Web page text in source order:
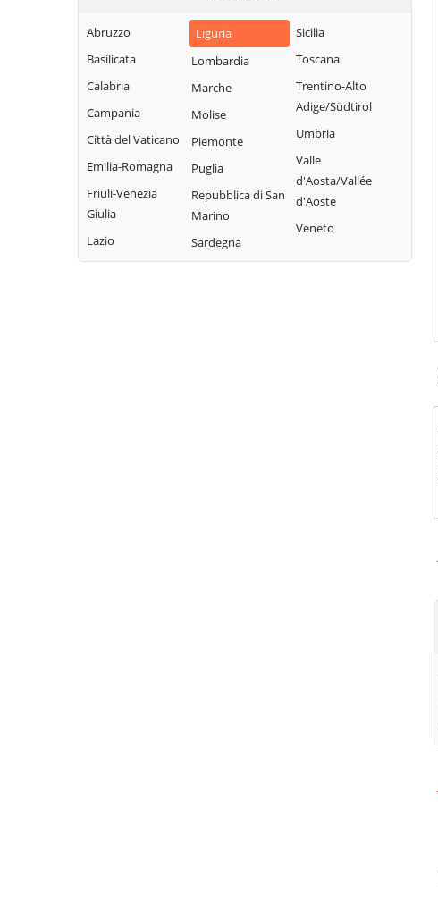
Cogorno
Coreglia Ligure
Crocefieschi
Davagna
Fascia
Favale di Malvaro
Neirone
Orero
Torriglia
Tribogna
Uscio
Valbrevenna
Vobbia
Zoagli
Abruzzo
Basilicata
Calabria
Campania
Città del Vaticano
Emilia-Romagna
Friuli-Venezia
Giulia
Lazio
Liguria
Lombardia
Marche
Molise
Piemonte
Puglia
Repubblica di San
Marino
Sardegna
Sicilia
Toscana
Trentino-Alto
Adige/Südtirol
Umbria
Valle
d'Aosta/Vallée
d'Aoste
Veneto